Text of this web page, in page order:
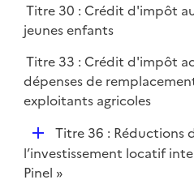
l
i
e
r
Titre 30 : Crédit d'impôt
jeunes enfants
Titre 33 : Crédit d'impôt
dépenses de
exploitants agricoles
D
é
p
Titre 36 : Réductions
l’investissement locatif
Pinel »